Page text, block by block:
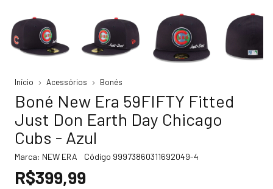
Início Acessórios Bonés
Boné New Era 59FIFTY Fitted
Just Don Earth Day Chicago
Cubs - Azul
Marca: NEW ERA Código 99973860311692049-4
R$399,99